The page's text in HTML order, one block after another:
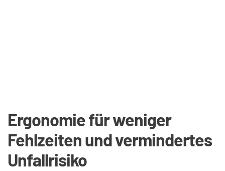
Ergonomie für weniger
Fehlzeiten und vermindertes
Unfallrisiko